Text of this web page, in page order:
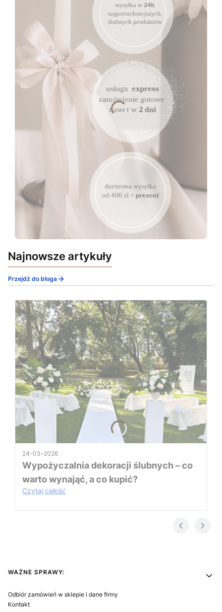
Najnowsze artykuły
Przejdź do bloga
24-03-2026
Wypożyczalnia dekoracji ślubnych – co
warto wynająć, a co kupić?
Czytaj całość
Linki w stopce
WAŻNE SPRAWY:
Odbiór zamówień w sklepie i dane firmy
Kontakt